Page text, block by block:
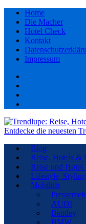
Home
Die Macher
Hotel Check
Kontakt
Impressum
Blog
Reise, Hotels &
Reise und Hotel
Lifestyle,
Mobilität
AUDI
Bentley
BMW